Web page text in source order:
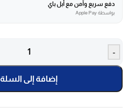
دفع سريع وآمن مع أبل باي
بواسطة Apple Pay
-
إضافة إلى السلة